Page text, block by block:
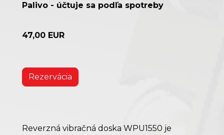
Palivo - účtuje sa podľa spotreby
47,00 EUR
Rezervácia
Reverzná vibračná doska WPU1550 je